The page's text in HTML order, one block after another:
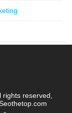
reserved,